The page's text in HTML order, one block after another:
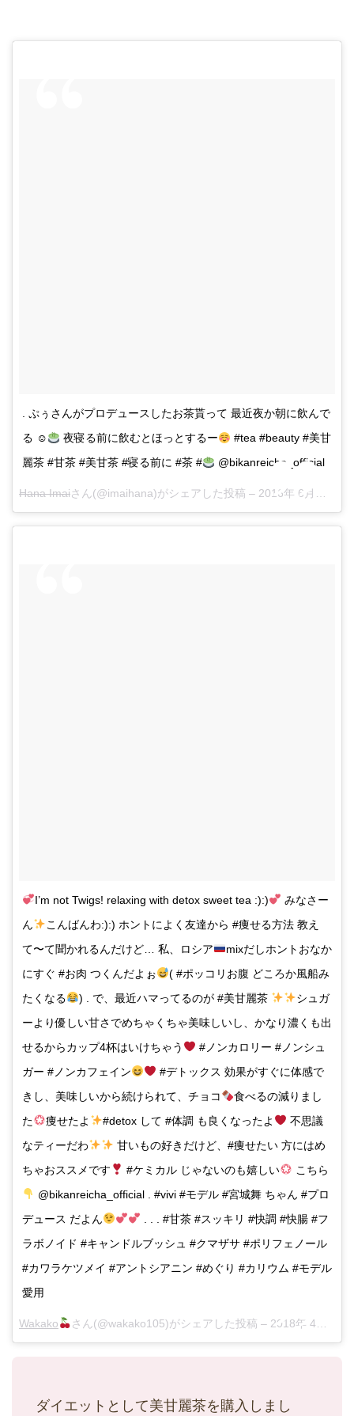
. ぷぅさんがプロデュースしたお茶貰って 最近夜か朝に飲んで
る ☺︎
夜寝る前に飲むとほっとするー
#tea #beauty #美甘
麗茶 #甘茶 #美甘茶 #寝る前に #茶 #
@bikanreicha_official
Hana Imaiさん(@imaihana)がシェアした投稿 – 2016年 6月月15日午前6時44分PDT
I’m not Twigs! relaxing with detox sweet tea :):)
みなさー
ん
こんばんわ:):) ホントによく友達から #痩せる方法 教え
て〜て聞かれるんだけど… 私、ロシア
mixだしホントおなか
にすぐ #お肉 つくんだよぉ
( #ポッコリお腹 どころか風船み
たくなる
) . で、最近ハマってるのが #美甘麗茶
シュガ
ーより優しい甘さでめちゃくちゃ美味しいし、かなり濃くも出
せるからカップ4杯はいけちゃう
#ノンカロリー #ノンシュ
ガー #ノンカフェイン
#デトックス 効果がすぐに体感で
きし、美味しいから続けられて、チョコ
食べるの減りまし
た
痩せたよ #detox して #体調 も良くなったよ
不思議
なティーだわ
甘いもの好きだけど、#痩せたい 方にはめ
ちゃおススメです
#ケミカル じゃないのも嬉しい
こちら
@bikanreicha_official . #vivi #モデル #宮城舞 ちゃん #プロ
デュース だよん
. . . #甘茶 #スッキリ #快調 #快腸 #フ
ラボノイド #キャンドルブッシュ #クマザサ #ポリフェノール
#カワラケツメイ #アントシアニン #めぐり #カリウム #モデル
愛用
Wakako さん(@wakako105)がシェアした投稿 – 2018年 4月月23日午前4時57分PDT
ダイエットとして美甘麗茶を購入しまし